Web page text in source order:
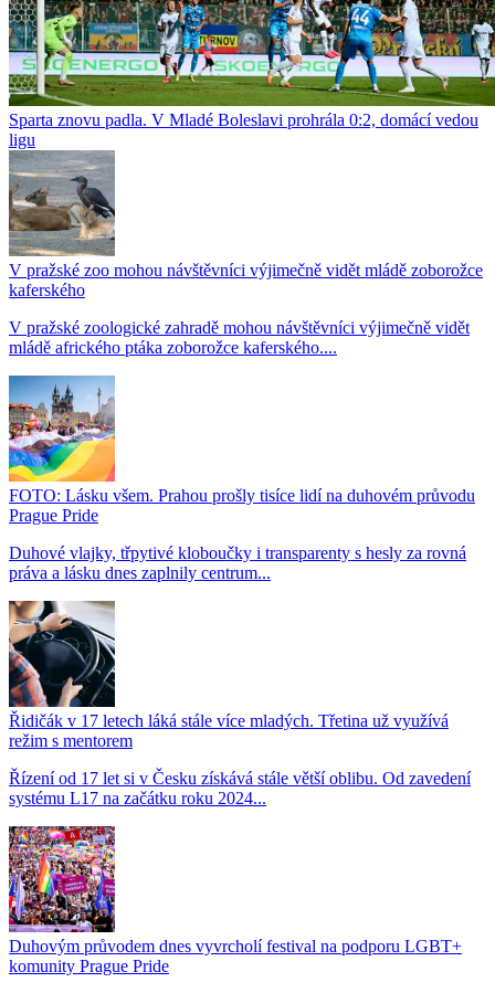
Sparta znovu padla. V Mladé Boleslavi prohrála 0:2, domácí vedou
ligu
V pražské zoo mohou návštěvníci výjimečně vidět mládě zoborožce
kaferského
V pražské zoologické zahradě mohou návštěvníci výjimečně vidět
mládě afrického ptáka zoborožce kaferského....
FOTO: Lásku všem. Prahou prošly tisíce lidí na duhovém průvodu
Prague Pride
Duhové vlajky, třpytivé kloboučky i transparenty s hesly za rovná
práva a lásku dnes zaplnily centrum...
Řidičák v 17 letech láká stále více mladých. Třetina už využívá
režim s mentorem
Řízení od 17 let si v Česku získává stále větší oblibu. Od zavedení
systému L17 na začátku roku 2024...
Duhovým průvodem dnes vyvrcholí festival na podporu LGBT+
komunity Prague Pride